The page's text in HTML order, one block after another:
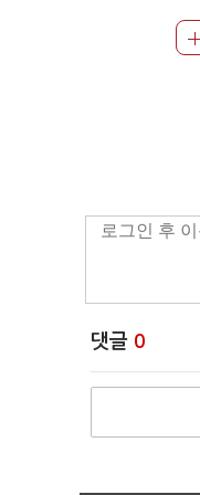
댓글 0